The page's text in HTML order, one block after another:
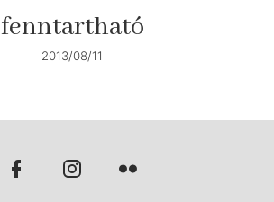
fenntartható
2013/08/11